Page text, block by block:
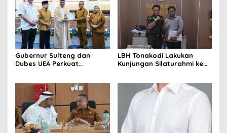
Gubernur Sulteng dan
Dubes UEA Perkuat
LBH Tonakodi Lakukan
Kunjungan Silaturahmi ke